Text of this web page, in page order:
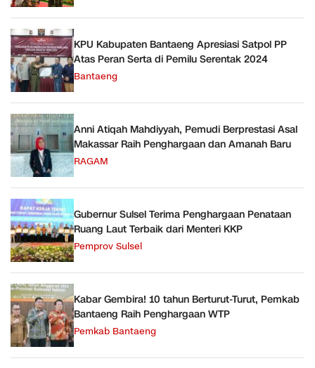
KPU Kabupaten Bantaeng Apresiasi Satpol PP
Atas Peran Serta di Pemilu Serentak 2024
Bantaeng
Anni Atiqah Mahdiyyah, Pemudi Berprestasi Asal
Makassar Raih Penghargaan dan Amanah Baru
RAGAM
Gubernur Sulsel Terima Penghargaan Penataan
Ruang Laut Terbaik dari Menteri KKP
Pemprov Sulsel
Kabar Gembira! 10 tahun Berturut-Turut, Pemkab
Bantaeng Raih Penghargaan WTP
Pemkab Bantaeng